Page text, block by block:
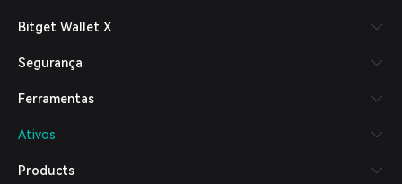
Italiano
Deutsch
繁體中文
Bahasa Indonesia
Bitget Wallet X
Segurança
Ferramentas
Ativos
Products